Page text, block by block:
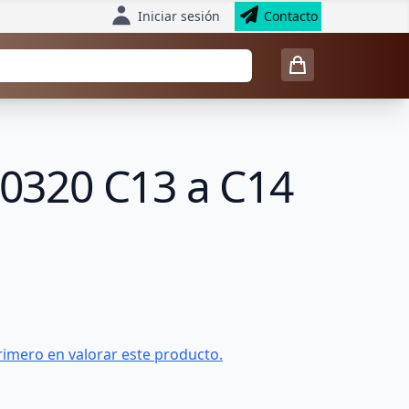
Iniciar sesión Contacto
C13 a C14
en valorar este producto.